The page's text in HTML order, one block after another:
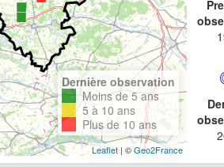
Dernière observation
Moins de 5 ans
5 à 10 ans
Plus de 10 ans
Leaflet| ©Geo2France